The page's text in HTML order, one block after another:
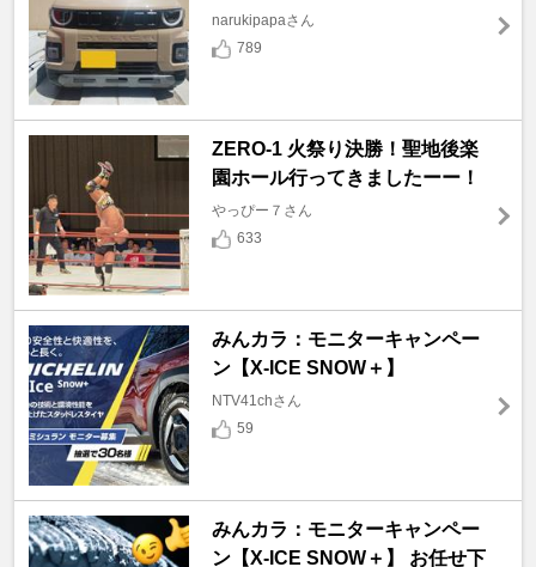
narukipapaさん
789
ZERO-1 火祭り決勝！聖地後楽
園ホール行ってきましたーー！
やっぴー７さん
633
みんカラ：モニターキャンペー
ン【X-ICE SNOW＋】
NTV41chさん
59
みんカラ：モニターキャンペー
ン【X-ICE SNOW＋】 お任せ下